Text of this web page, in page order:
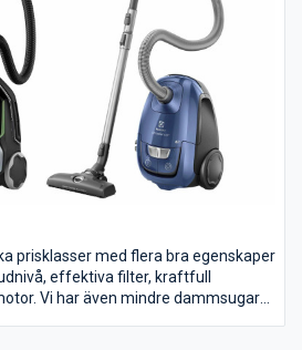
prisklasser med flera bra egenskaper
effektiva filter, kraftfull
Vi har även mindre dammsugare